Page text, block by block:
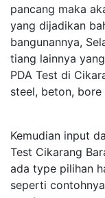
pancang maka
yang dijadikan
bangunannya,
tiang lainnya
PDA Test di
steel, beton,
Kemudian input
Test Cikarang
ada type pilihan
seperti